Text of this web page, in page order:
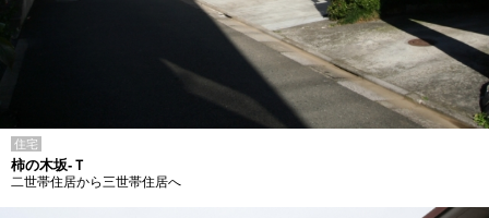
住宅
柿の木坂-Ｔ
二世帯住居から三世帯住居へ